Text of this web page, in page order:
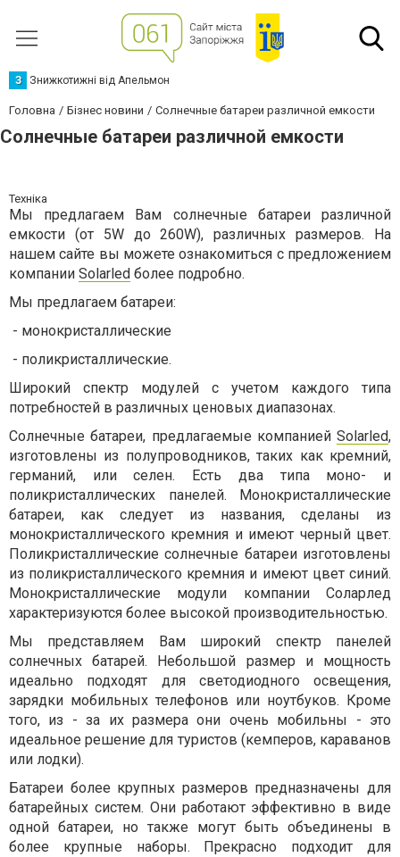
З Знижкотижні від Апельмон
Головна Бізнес новини Солнечные батареи различной емкости
Солнечные батареи различной емкости
Техніка
Мы предлагаем Вам солнечные батареи различной
емкости (от 5W до 260W), различных размеров. На
нашем сайте вы можете ознакомиться с предложением
компании Solarled более подробно.
Мы предлагаем батареи:
- монокристаллические
- поликристаллические.
Широкий спектр модулей с учетом каждого типа
потребностей в различных ценовых диапазонах.
Солнечные батареи, предлагаемые компанией Solarled,
изготовлены из полупроводников, таких как кремний,
германий, или селен. Есть два типа моно- и
поликристаллических панелей. Монокристаллические
батареи, как следует из названия, сделаны из
монокристаллического кремния и имеют черный цвет.
Поликристаллические солнечные батареи изготовлены
из поликристаллического кремния и имеют цвет синий.
Монокристаллические модули компании Соларлед
характеризуются более высокой производительностью.
Мы представляем Вам широкий спектр панелей
солнечных батарей. Небольшой размер и мощность
идеально подходят для светодиодного освещения,
зарядки мобильных телефонов или ноутбуков. Кроме
того, из - за их размера они очень мобильны - это
идеальное решение для туристов (кемперов, караванов
или лодки).
Батареи более крупных размеров предназначены для
батарейных систем. Они работают эффективно в виде
одной батареи, но также могут быть объединены в
более крупные наборы. Прекрасно подходит для